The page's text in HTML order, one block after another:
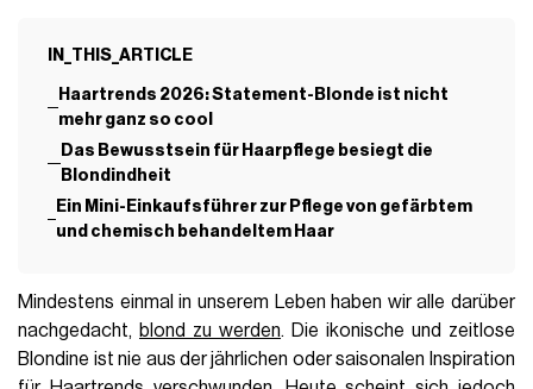
IN_THIS_ARTICLE
Haartrends 2026: Statement-Blonde ist nicht
mehr ganz so cool
Das Bewusstsein für Haarpflege besiegt die
Blondindheit
Ein Mini-Einkaufsführer zur Pflege von gefärbtem
und chemisch behandeltem Haar
Mindestens einmal in unserem Leben haben wir alle darüber
nachgedacht, blond zu werden. Die ikonische und zeitlose
Blondine ist nie aus der jährlichen oder saisonalen Inspiration